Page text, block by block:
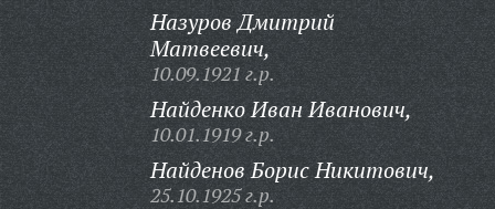
Назуров Дмитрий
Матвеевич,
10.09.1921 г.р.
Найденко Иван Иванович,
10.01.1919 г.р.
Найденов Борис Никитович,
25.10.1925 г.р.